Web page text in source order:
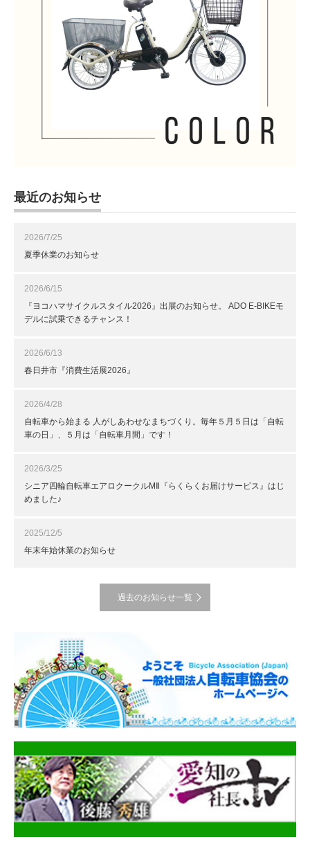
最近のお知らせ
2026/7/25
夏季休業のお知らせ
2026/6/15
『ヨコハマサイクルスタイル2026』出展のお知らせ。 ADO E-BIKEモ
デルに試乗できるチャンス！
2026/6/13
春日井市『消費生活展2026』
2026/4/28
自転車から始まる 人がしあわせなまちづくり。毎年５月５日は「自転
車の日」、５月は「自転車月間」です！
2026/3/25
シニア四輪自転車エアロクークルMⅡ『らくらくお届けサービス』はじ
めました♪
2025/12/5
年末年始休業のお知らせ
過去のお知らせ一覧